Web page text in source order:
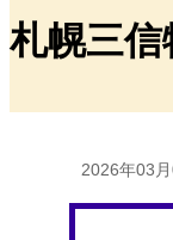
札幌三
2026年03